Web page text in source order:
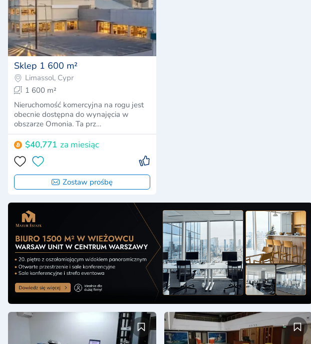
Sklep 1 600 m²
Limassol, Cypr
1 600 m²
Nieruchomość komercyjna na rogu jest
obecnie dostępna do wynajęcia w
obszarze Omonia. Ta prz…
$40,771 za miesiąc
Zostaw prośbę